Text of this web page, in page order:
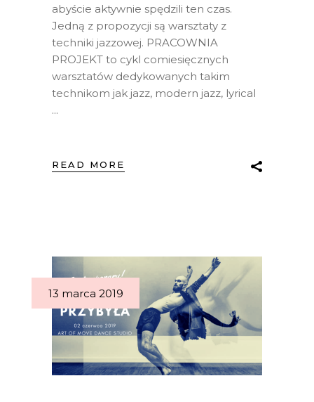
abyście aktywnie spędzili ten czas.
Jedną z propozycji są warsztaty z
techniki jazzowej. PRACOWNIA
PROJEKT to cykl comiesięcznych
warsztatów dedykowanych takim
technikom jak jazz, modern jazz, lyrical
READ MORE
13 marca 2019